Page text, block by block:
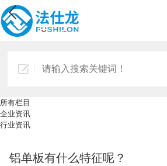
所有栏目
企业资讯
行业资讯
铝单板有什么特征呢？